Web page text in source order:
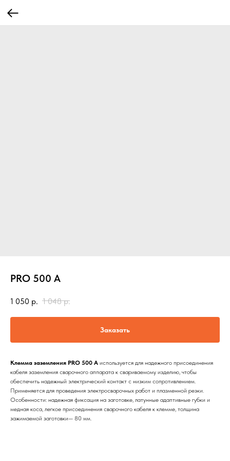
PRO 500 А
1 050 р. 1 048 р.
Заказать
Клемма заземления PRO 500 А используется для надежного присоединения
кабеля заземления сварочного аппарата к свариваемо­му изделию, чтобы
обеспечить надежный электрический контакт с низким сопротивлением.
Применяется для проведения электросварочных работ и плазменной резки.
Особенности: надежная фиксация на заготовке, латунные адаптивные губки и
медная коса, легкое присоединения сварочного кабеля к клемме, толщина
зажимаемой заготовки— 80 мм.